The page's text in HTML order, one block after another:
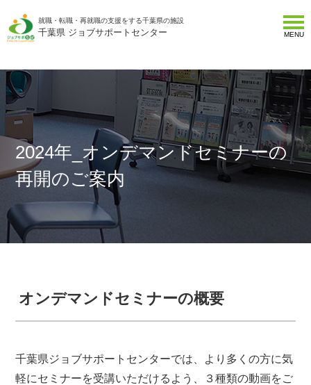
就職・転職・再就職の支援をする千葉県の施設
千葉県 ジョブサポートセンター MENU
2024年_オンデマンドセミナーの
再開のご案内
オンデマンドセミナーの概要
千葉県ジョブサポートセンターでは、より多くの方に気
軽にセミナーを受講いただけるよう、３種類の動画をご